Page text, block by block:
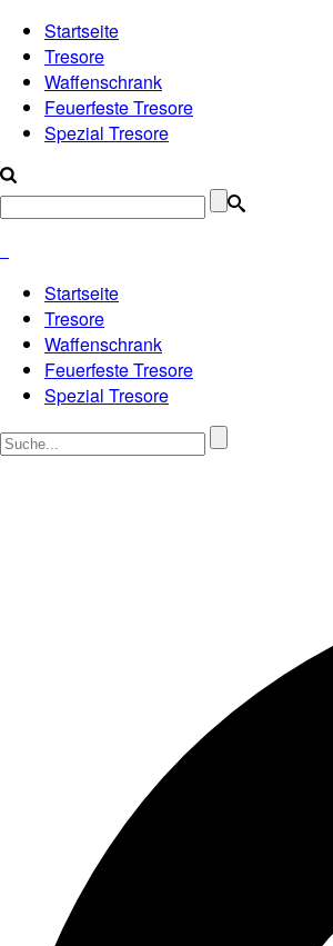
Startseite
Tresore
Waffenschrank
Feuerfeste Tresore
Spezial Tresore
Startseite
Tresore
Waffenschrank
Feuerfeste Tresore
Spezial Tresore